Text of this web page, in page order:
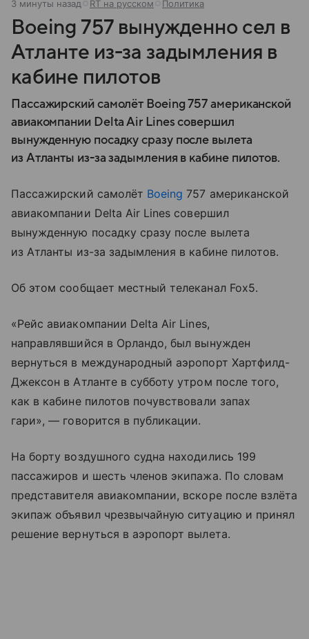
3 минуты назад RT на русском Политика
Boeing 757 вынужденно сел в
Атланте из-за задымления в
кабине пилотов
Пассажирский самолёт Boeing 757 американской
авиакомпании Delta Air Lines совершил
вынужденную посадку сразу после вылета
из Атланты из-за задымления в кабине пилотов.
Пассажирский самолёт Boeing 757 американской
авиакомпании Delta Air Lines совершил
вынужденную посадку сразу после вылета
из Атланты из-за задымления в кабине пилотов.
Об этом сообщает местный телеканал Fox5.
«Рейс авиакомпании Delta Air Lines,
направлявшийся в Орландо, был вынужден
вернуться в международный аэропорт Хартфилд-
Джексон в Атланте в субботу утром после того,
как в кабине пилотов почувствовали запах
гари», — говорится в публикации.
На борту воздушного судна находились 199
пассажиров и шесть членов экипажа. По словам
представителя авиакомпании, вскоре после взлёта
экипаж объявил чрезвычайную ситуацию и принял
решение вернуться в аэропорт вылета.